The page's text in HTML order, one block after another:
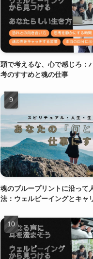
頭で考えるな、心で感じろ：
考のすすめと魂の仕事
魂のブループリントに沿って
法：ウェルビーイングとキャ